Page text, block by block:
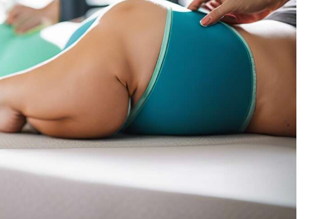
épaisseur de 10mm - Le
matelas garantit un
confort pour les
personnes de toutes
formes et tailles. Idéal
pour le yoga, le pilates,
les exercices, le
camping, le sommeil, la
méditation, les parcs. Le
tapis de yoga extra
épais est facile à
nettoyer avec un
détergent.